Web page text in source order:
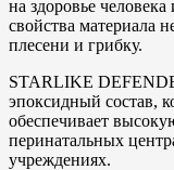
на здоровье
свойства материала
плесени и грибку.
STARLIKE
эпоксидный состав,
обеспечивает
перинатальных
учреждениях.